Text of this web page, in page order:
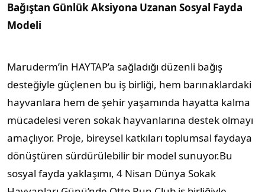
Bağıştan Günlük Aksiyona Uzanan Sosyal Fayda
Modeli
Maruderm’in HAYTAP’a sağladığı düzenli bağış
desteğiyle güçlenen bu iş birliği, hem barınaklardaki
hayvanlara hem de şehir yaşamında hayatta kalma
mücadelesi veren sokak hayvanlarına destek olmayı
amaçlıyor. Proje, bireysel katkıları toplumsal faydaya
dönüştüren sürdürülebilir bir model sunuyor.Bu
sosyal fayda yaklaşımı, 4 Nisan Dünya Sokak